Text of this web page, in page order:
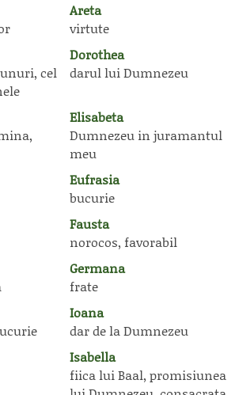
Areta
virtute
cel
Dorothea
darul lui Dumnezeu
Elisabeta
Dumnezeu in juramantul
meu
Eufrasia
bucurie
Fausta
norocos, favorabil
Germana
frate
Ioana
dar de la Dumnezeu
Isabella
fiica lui Baal, promisiunea